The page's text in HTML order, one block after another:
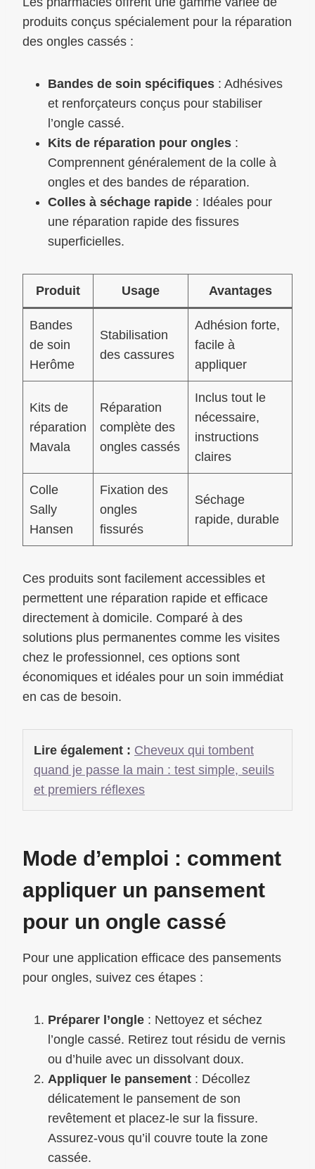
produits conçus spécialement pour la réparation
des ongles cassés :
Bandes de soin spécifiques : Adhésives
et renforçateurs conçus pour stabiliser
l’ongle cassé.
Kits de réparation pour ongles :
Comprennent généralement de la colle à
ongles et des bandes de réparation.
Colles à séchage rapide : Idéales pour
une réparation rapide des fissures
superficielles.
Produit Usage Avantages
Bandes
de soin
Herôme
Stabilisation
des cassures
Adhésion forte,
facile à
appliquer
Kits de
réparation
Mavala
Réparation
complète des
ongles cassés
Inclus tout le
nécessaire,
instructions
claires
Colle
Sally
Hansen
Fixation des
ongles
fissurés
Séchage
rapide, durable
Ces produits sont facilement accessibles et
permettent une réparation rapide et efficace
directement à domicile. Comparé à des
solutions plus permanentes comme les visites
chez le professionnel, ces options sont
économiques et idéales pour un soin immédiat
en cas de besoin.
Lire également : Cheveux qui tombent
quand je passe la main : test simple, seuils
et premiers réflexes
Mode d’emploi : comment
appliquer un pansement
pour un ongle cassé
Pour une application efficace des pansements
pour ongles, suivez ces étapes :
Préparer l’ongle : Nettoyez et séchez
l’ongle cassé. Retirez tout résidu de vernis
ou d’huile avec un dissolvant doux.
Appliquer le pansement : Décollez
délicatement le pansement de son
revêtement et placez-le sur la fissure.
Assurez-vous qu’il couvre toute la zone
cassée.